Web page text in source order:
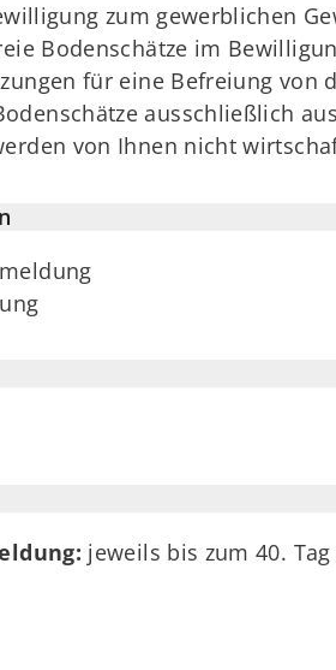
zum gewerblichen
Bodenschätze im
für eine Befreiung von
ausschließlich
von Ihnen nicht
jeweils bis zum 40.